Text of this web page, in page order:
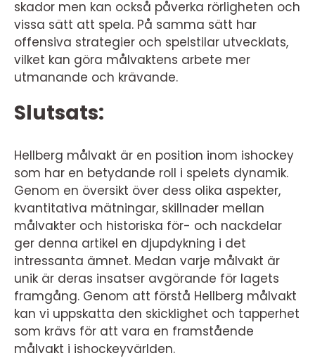
skador men kan också påverka rörligheten och
vissa sätt att spela. På samma sätt har
offensiva strategier och spelstilar utvecklats,
vilket kan göra målvaktens arbete mer
utmanande och krävande.
Slutsats:
Hellberg målvakt är en position inom ishockey
som har en betydande roll i spelets dynamik.
Genom en översikt över dess olika aspekter,
kvantitativa mätningar, skillnader mellan
målvakter och historiska för- och nackdelar
ger denna artikel en djupdykning i det
intressanta ämnet. Medan varje målvakt är
unik är deras insatser avgörande för lagets
framgång. Genom att förstå Hellberg målvakt
kan vi uppskatta den skicklighet och tapperhet
som krävs för att vara en framstående
målvakt i ishockeyvärlden.